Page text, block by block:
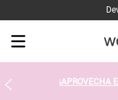
¡APROVECHA